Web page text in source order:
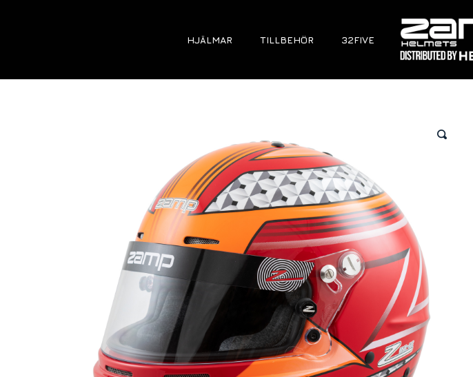
HJÄLMAR TILLBEHÖR 32FIVE